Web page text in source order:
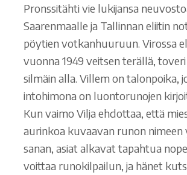
Pronssitähti vie lukijansa
Saarenmaalle ja Tallinnan eliitin
pöytien votkanhuuruun. Virossa
vuonna 1949 veitsen terällä,
silmäin alla. Villem on talonpoika,
intohimona on luontorunojen
Kun vaimo Vilja ehdottaa, että
aurinkoa kuvaavan runon nimeen
sanan, asiat alkavat tapahtua
voittaa runokilpailun, ja hänet